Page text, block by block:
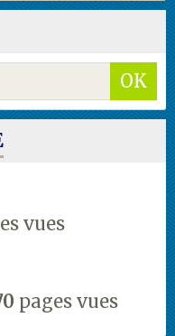
OK
vues
pages vues